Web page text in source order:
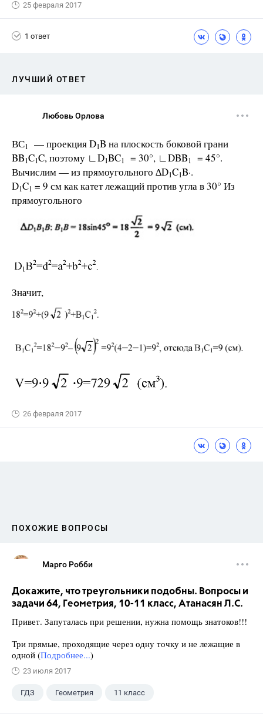
25 февраля 2017
1 ответ
ЛУЧШИЙ ОТВЕТ
Любовь Орлова
ВС1 — проекция D1B на плоскость боковой грани
BB1C1C, поэтому ∟D1BC1 = 30°, ∟DBB1
= 45°.
Вычислим — из прямоугольного ∆D1C1B·.
D1C1 = 9 см как катет лежащий против угла в 30° Из
прямоугольного
Значит,
26 февраля 2017
ПОХОЖИЕ ВОПРОСЫ
Марго Робби
Докажите, что треугольники подобны. Вопросы и
задачи 64, Геометрия, 10-11 класс, Атанасян Л.С.
Привет. Запуталась при решении, нужна помощь знатоков!!!
Три прямые, проходящие через одну точку и не лежащие в
одной (Подробнее...)
23 июля 2017
ГДЗ Геометрия 11 класс